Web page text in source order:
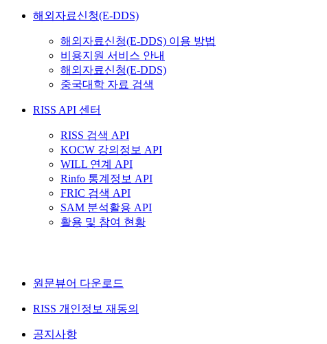
해외자료신청(E-DDS)
해외자료신청(E-DDS) 이용 방법
비용지원 서비스 안내
해외자료신청(E-DDS)
중국대학 자료 검색
RISS API 센터
RISS 검색 API
KOCW 강의정보 API
WILL 연계 API
Rinfo 통계정보 API
FRIC 검색 API
SAM 분석활용 API
활용 및 참여 현황
원문뷰어 다운로드
RISS 개인정보 재동의
공지사항